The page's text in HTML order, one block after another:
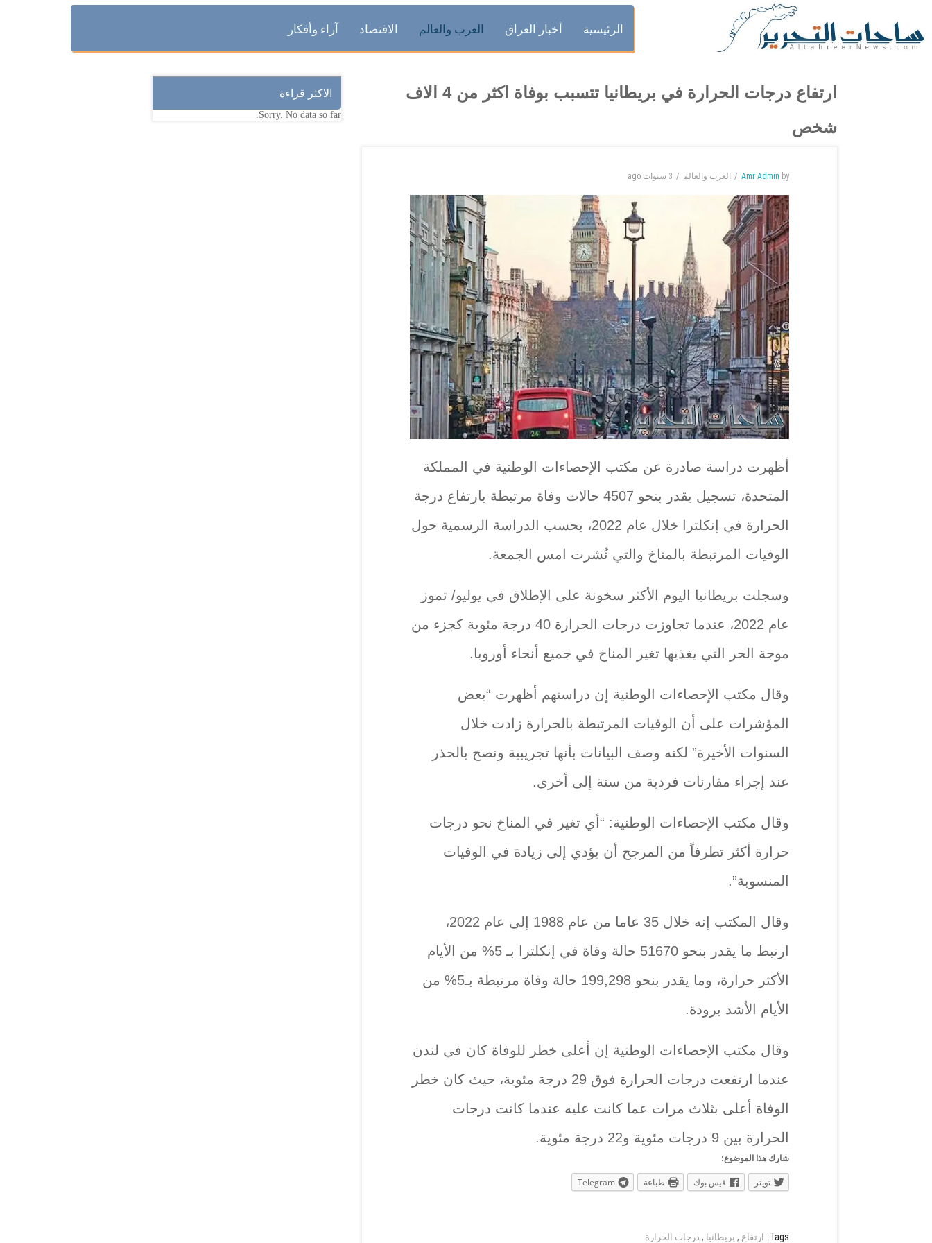
الرئيسية أخبار العراق العرب والعالم الاقتصاد آراء وأفكار
ارتفاع درجات الحرارة في بريطانيا تتسبب بوفاة اكثر من 4 الاف
شخص
by
Amr Admin العرب والعالم 3 سنوات ago
أظهرت دراسة صادرة عن مكتب الإحصاءات الوطنية في المملكة
المتحدة، ‏تسجيل يقدر بنحو 4507 حالات وفاة مرتبطة بارتفاع درجة
الحرارة في إنكلترا ‏خلال عام 2022، بحسب الدراسة الرسمية حول
الوفيات المرتبطة بالمناخ والتي ‏نُشرت امس الجمعة.‏
وسجلت بريطانيا اليوم الأكثر سخونة على الإطلاق في يوليو/ تموز
عام 2022، ‏عندما تجاوزت درجات الحرارة 40 درجة مئوية كجزء من
موجة الحر التي ‏يغذيها تغير المناخ في جميع أنحاء أوروبا.‏
وقال مكتب الإحصاءات الوطنية إن دراستهم أظهرت “بعض
المؤشرات على أن ‏الوفيات المرتبطة بالحرارة زادت خلال
السنوات الأخيرة” لكنه وصف البيانات ‏بأنها تجريبية ونصح بالحذر
عند إجراء مقارنات فردية من سنة إلى أخرى.‏
وقال مكتب الإحصاءات الوطنية: “أي تغير في المناخ نحو درجات
حرارة أكثر ‏تطرفاً من المرجح أن يؤدي إلى زيادة في الوفيات
المنسوبة”.‏
وقال المكتب إنه خلال 35 عاما من عام 1988 إلى عام 2022،
ارتبط ما يقدر ‏بنحو 51670 حالة وفاة في إنكلترا بـ 5% من الأيام
الأكثر حرارة، وما يقدر بنحو ‏‏199,298 حالة وفاة مرتبطة بـ5% من
الأيام الأشد برودة.‏
وقال مكتب الإحصاءات الوطنية إن أعلى خطر للوفاة كان في لندن
عندما ارتفعت ‏درجات الحرارة فوق 29 درجة مئوية، حيث كان خطر
الوفاة أعلى بثلاث مرات ‏عما كانت عليه عندما كانت درجات
الحرارة بين 9 درجات مئوية و22 درجة ‏مئوية.‏
شارك هذا الموضوع:
تويتر فيس بوك طباعة Telegram
Tags: ارتفاع , بريطانيا , درجات الحرارة
الاكثر قراءة
Sorry. No data so far.